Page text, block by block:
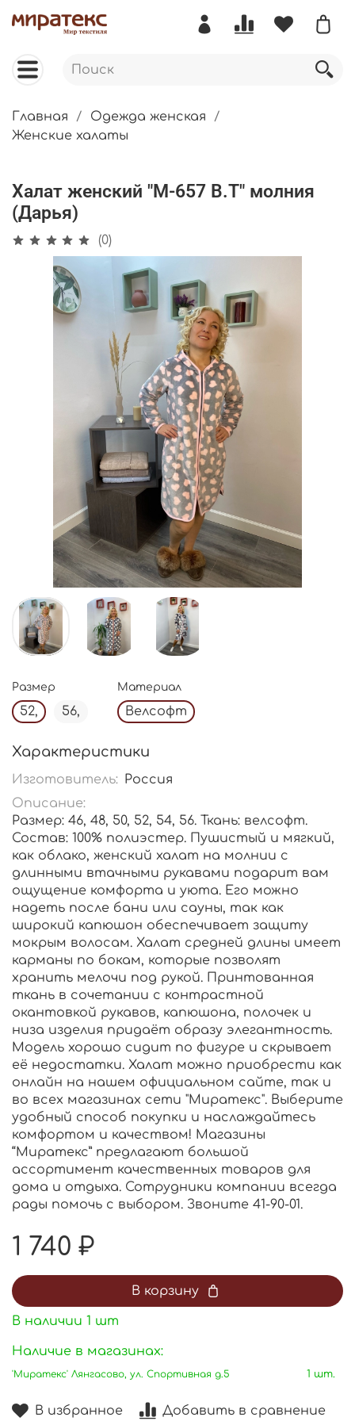
Главная
Одежда женская
Женские халаты
Халат женский "М-657 В.Т" молния
(Дарья)
(0)
В избранное Добавить в сравнение
Размер
52, 56,
Материал
Велсофт
Характеристики
Изготовитель: Россия
Описание:
Размер: 46, 48, 50, 52, 54, 56. Ткань: велсофт.
Состав: 100% полиэстер. Пушистый и мягкий,
как облако, женский халат на молнии с
длинными втачными рукавами подарит вам
ощущение комфорта и уюта. Его можно
надеть после бани или сауны, так как
широкий капюшон обеспечивает защиту
мокрым волосам. Халат средней длины имеет
карманы по бокам, которые позволят
хранить мелочи под рукой. Принтованная
ткань в сочетании с контрастной
окантовкой рукавов, капюшона, полочек и
низа изделия придаёт образу элегантность.
Модель хорошо сидит по фигуре и скрывает
её недостатки. Халат можно приобрести как
онлайн на нашем официальном сайте, так и
во всех магазинах сети "Миратекс". Выберите
удобный способ покупки и наслаждайтесь
комфортом и качеством! Магазины
“Миратекс” предлагают большой
ассортимент качественных товаров для
дома и отдыха. Сотрудники компании всегда
рады помочь с выбором. Звоните 41-90-01.
1 740 ₽
В корзину
В наличии 1 шт
Наличие в магазинах:
'Миратекс' Лянгасово, ул. Спортивная д.5 1 шт.